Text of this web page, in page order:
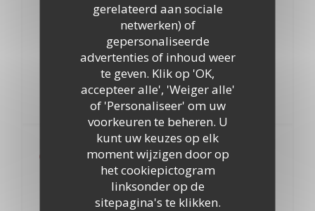
gerelateerd aan sociale
netwerken) of
gepersonaliseerde
advertenties of inhoud weer
te geven. Klik op 'OK,
accepteer alle', 'Weiger alle'
of 'Personaliseer' om uw
voorkeuren te beheren. U
kunt uw keuzes op elk
moment wijzigen door op
het cookiepictogram
linksonder op de
sitepagina's te klikken.
Le café gourmand du Relais
1 Expresso avec gourmandises
8,50 EUR
chiffonnade de jambon de pays
avec ses toasts grillés